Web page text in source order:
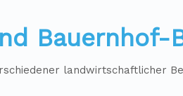
Bauernhof-
landwirtschaftlicher